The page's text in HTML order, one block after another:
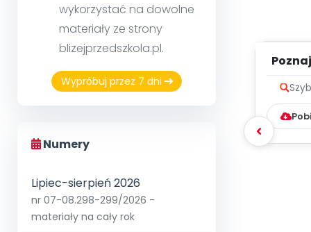
wykorzystać na dowolne
materiały ze strony
blizejprzedszkola.pl.
Wypróbuj przez 7 dni
Numery
Lipiec-sierpień 2026
nr 07-08.298-299/2026 -
materiały na cały rok